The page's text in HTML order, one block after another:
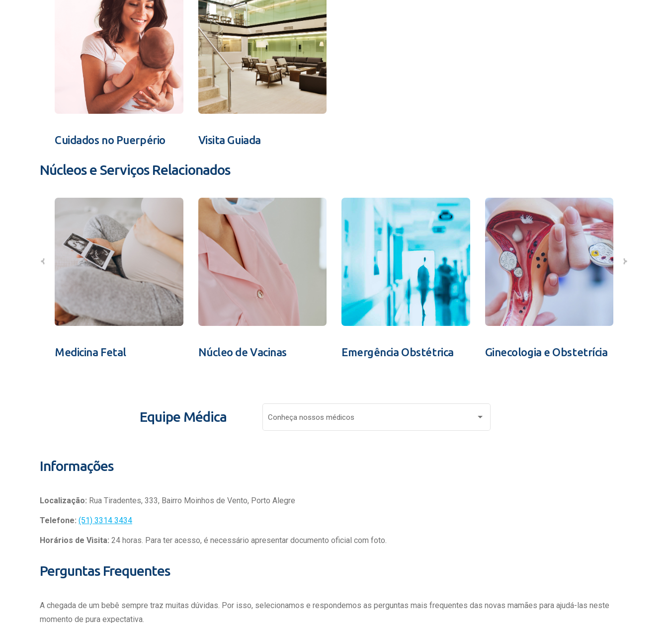
Cuidados no Puerpério Visita Guiada
Núcleos e Serviços Relacionados
Medicina Fetal Núcleo de Vacinas Emergência Obstétrica Ginecologia e Obstetrícia
Equipe Médica Conheça nossos médicos
Informações
Localização: Rua Tiradentes, 333, Bairro Moinhos de Vento, Porto Alegre
Telefone: (51) 3314 3434
Horários de Visita: 24 horas. Para ter acesso, é necessário apresentar documento oficial com foto.
Perguntas Frequentes
A chegada de um bebê sempre traz muitas dúvidas. Por isso, selecionamos e respondemos as perguntas mais frequentes das novas mamães para ajudá-las neste
momento de pura expectativa.